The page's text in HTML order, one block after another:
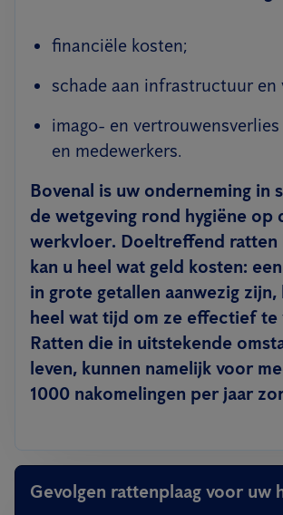
financiële kosten;
schade aan infrastructuur en
imago- en
en medewerkers.
Bovenal is uw onderneming in
de wetgeving rond hygiëne op
werkvloer. Doeltreffend
kan u heel wat geld kosten:
in grote getallen aanwezig
heel wat tijd om ze effectief te
Ratten die in uitstekende
leven, kunnen namelijk voor
1000 nakomelingen per jaar
Gevolgen rattenplaag voor uw